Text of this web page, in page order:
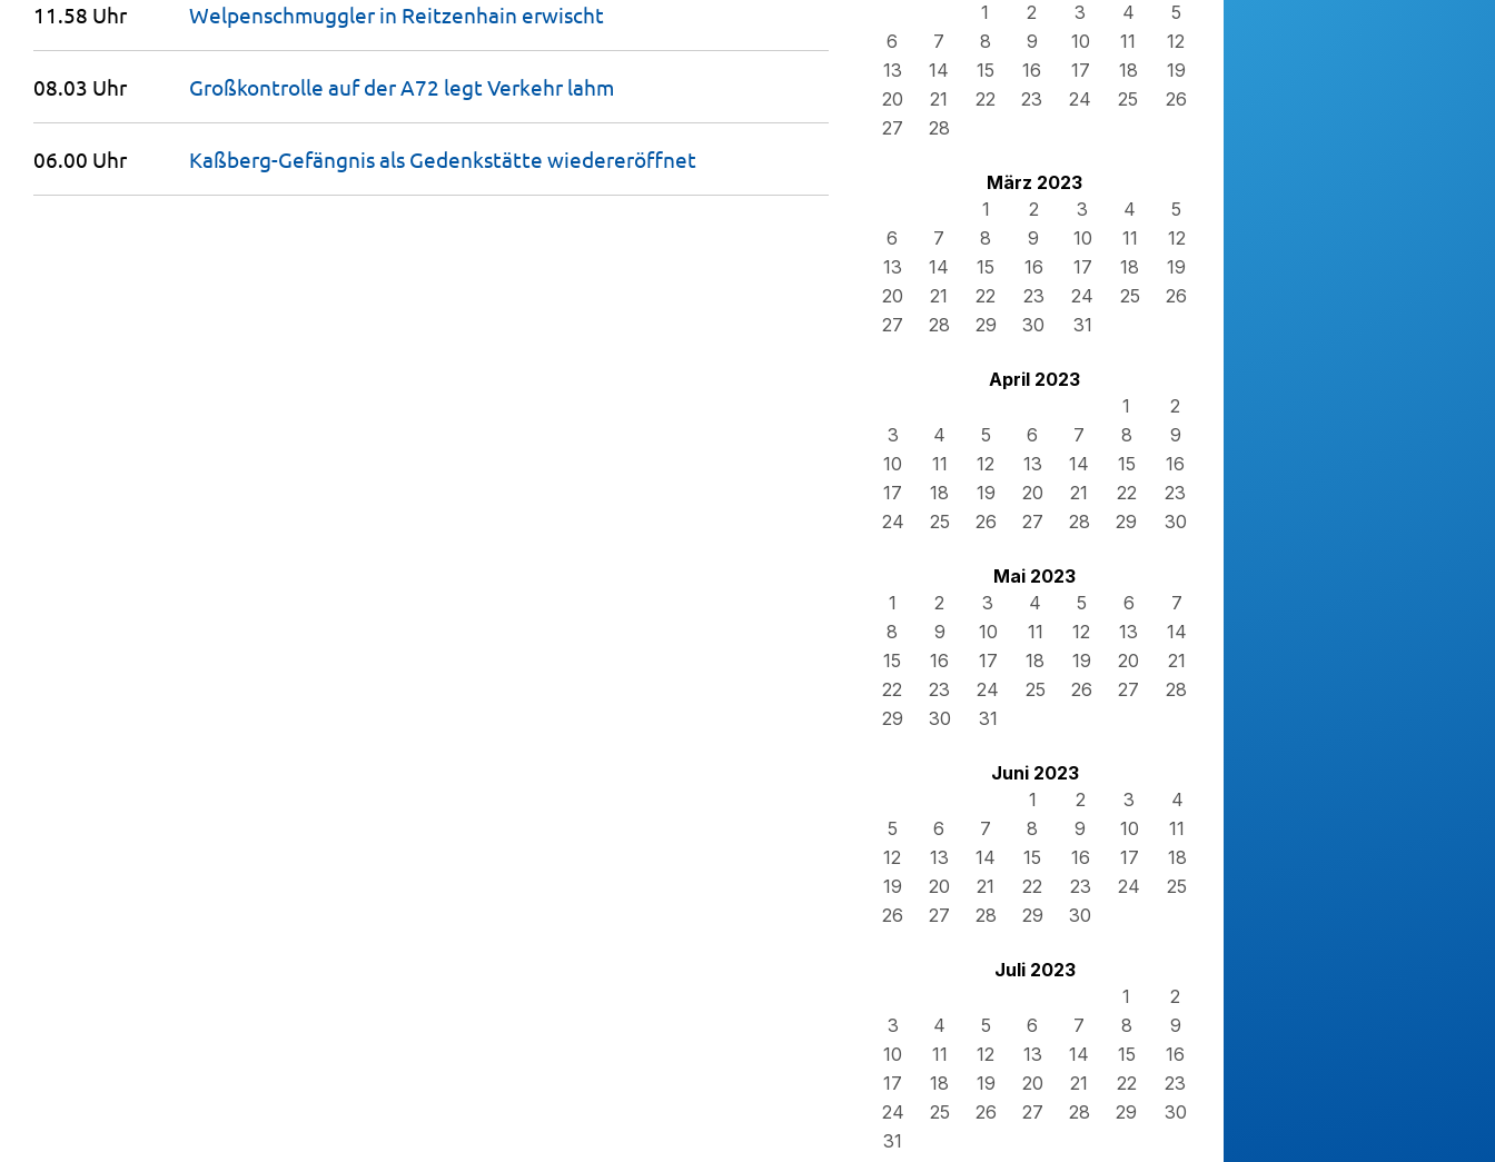
1
2 3 4
5
6
7 8 9 10 11
12
13
14 15 16 17 18
19
20
21 22 23 24 25
26
27
28
März 2023
1
2 3 4
5
6
7 8 9 10 11
12
13
14 15 16 17 18
19
20
21 22 23 24 25
26
27
28 29 30 31
April 2023
1
2
3
4 5 6 7 8
9
10
11 12 13 14 15
16
17
18 19 20 21 22
23
24
25 26 27 28 29 30
Mai 2023
1
2 3 4 5 6
7
8
9 10 11 12 13
14
15
16 17 18 19 20
21
22
23 24 25 26 27
28
29
30 31
Juni 2023
1
2 3
4
5
6 7 8 9 10
11
12
13 14 15 16 17
18
19
20 21 22 23 24
25
26
27 28 29 30
Juli 2023
1
2
3
4 5 6 7 8
9
10
11 12 13 14 15
16
17
18 19 20 21 22
23
24
25 26 27 28 29
30
31
11.58 Uhr Welpenschmuggler in Reitzenhain erwischt
08.03 Uhr Großkontrolle auf der A72 legt Verkehr lahm
06.00 Uhr Kaßberg-Gefängnis als Gedenkstätte wiedereröffnet